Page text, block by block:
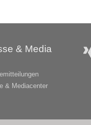
& Media
& Mediacenter